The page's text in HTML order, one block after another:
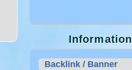
Information
Backlink / Banner